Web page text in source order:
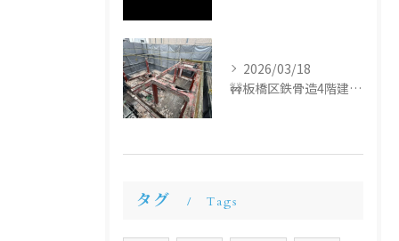
2026/03/18
🚧板橋区鉄骨造4階建て解体工事🚧
タグ Tags